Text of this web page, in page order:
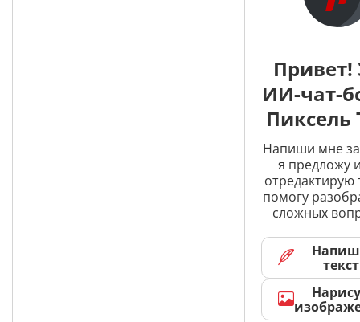
Привет!
ИИ-чат-
Пиксель
Напиши мне
я предложу
отредактирую
помогу
сложных
текст